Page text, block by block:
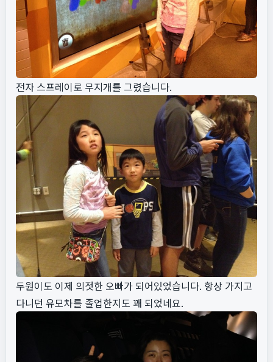
전자 스프레이로 무지개를 그렸습니다.
두원이도 이제 의젓한 오빠가 되어있었습니다. 항상 가지고
다니던 유모차를 졸업한지도 꽤 되었네요.